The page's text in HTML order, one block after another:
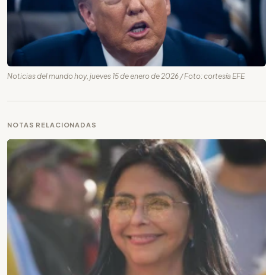
Noticias del mundo hoy, jueves 15 de enero de 2026 / Foto: cortesía EFE
NOTAS RELACIONADAS